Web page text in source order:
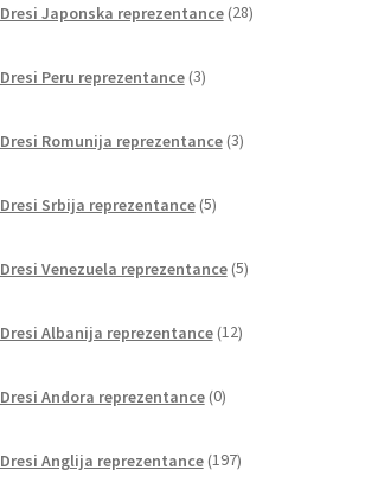
Dresi Japonska reprezentance 28izdelkov
Dresi Peru reprezentance 3izdelki
Dresi Romunija reprezentance 3izdelki
Dresi Srbija reprezentance 5izdelkov
Dresi Venezuela reprezentance 5izdelkov
Dresi Albanija reprezentance 12izdelkov
Dresi Andora reprezentance 0izdelkov
Dresi Anglija reprezentance 197izdelkov